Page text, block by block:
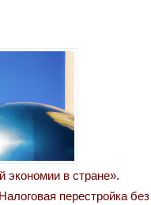
экономии в стране».
перестройка без